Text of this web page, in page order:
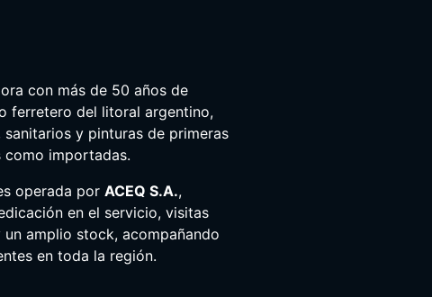
con más de 50 años de
ferretero del litoral argentino,
y pinturas de primeras
como importadas.
operada por ACEQ S.A.,
en el servicio, visitas
amplio stock, acompañando
en toda la región.